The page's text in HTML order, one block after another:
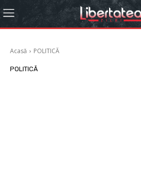
Acasă POLITICĂ
POLITICĂ